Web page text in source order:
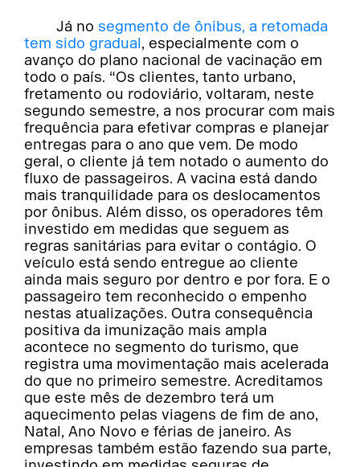
Já no segmento de ônibus, a retomada
tem sido gradual, especialmente com o
avanço do plano nacional de vacinação em
todo o país. “Os clientes, tanto urbano,
fretamento ou rodoviário, voltaram, neste
segundo semestre, a nos procurar com mais
frequência para efetivar compras e planejar
entregas para o ano que vem. De modo
geral, o cliente já tem notado o aumento do
fluxo de passageiros. A vacina está dando
mais tranquilidade para os deslocamentos
por ônibus. Além disso, os operadores têm
investido em medidas que seguem as
regras sanitárias para evitar o contágio. O
veículo está sendo entregue ao cliente
ainda mais seguro por dentro e por fora. E o
passageiro tem reconhecido o empenho
nestas atualizações. Outra consequência
positiva da imunização mais ampla
acontece no segmento do turismo, que
registra uma movimentação mais acelerada
do que no primeiro semestre. Acreditamos
que este mês de dezembro terá um
aquecimento pelas viagens de fim de ano,
Natal, Ano Novo e férias de janeiro. As
empresas também estão fazendo sua parte,